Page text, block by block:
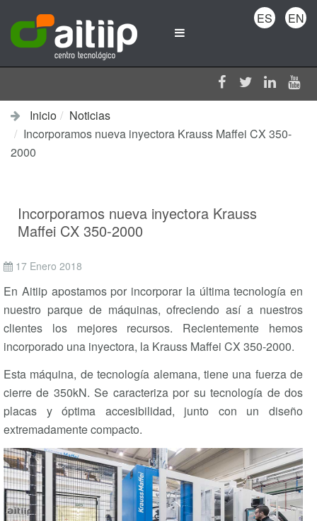
Inicio
Noticias
Incorporamos nueva inyectora Krauss Maffei CX 350-
2000
Incorporamos nueva inyectora Krauss
Maffei CX 350-2000
17 Enero 2018
En Aitiip apostamos por incorporar la última tecnología en
nuestro parque de máquinas, ofreciendo así a nuestros
clientes los mejores recursos. Recientemente hemos
incorporado una inyectora, la Krauss Maffei CX 350-2000.
Esta máquina, de tecnología alemana, tiene una fuerza de
cierre de 350kN. Se caracteriza por su tecnología de dos
placas y óptima accesibilidad, junto con un diseño
extremadamente compacto.
ES EN